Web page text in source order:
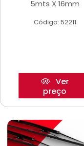
5mts X 16mm
Código: 52211
Ver
preço